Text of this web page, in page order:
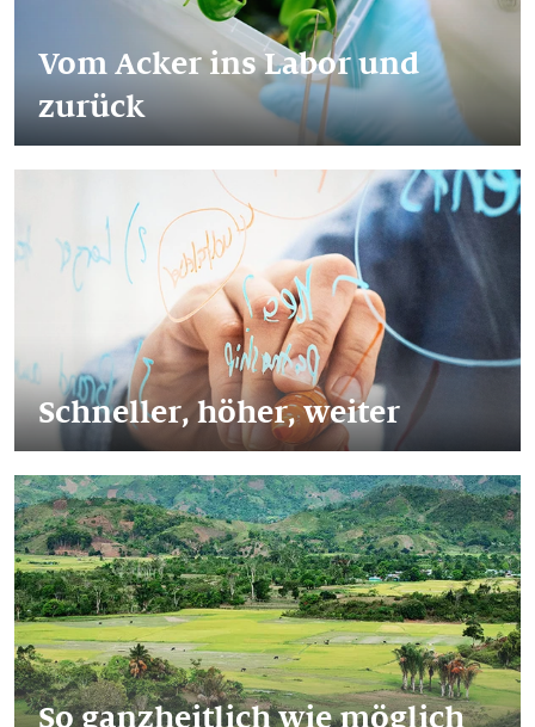
Vom Acker ins Labor und
zurück
Schneller, höher, weiter
So ganzheitlich wie möglich